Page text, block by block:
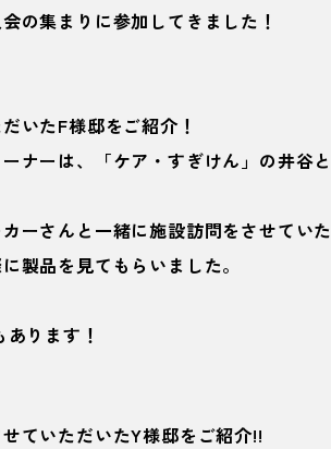
の集まりに参加してきました！
いたF様邸をご紹介！
ナーは、「ケア・すぎけん」の井谷
ーさんと一緒に施設訪問をさせていた
製品を見てもらいました。
あります！
ていただいたY様邸をご紹介!!